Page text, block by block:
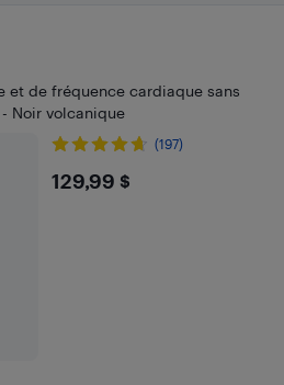
et de fréquence cardiaque sans
Noir volcanique
(197)
$129.99
129,99 $